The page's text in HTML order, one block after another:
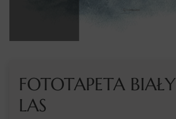
FOTOTAPETA BIAŁY
LAS